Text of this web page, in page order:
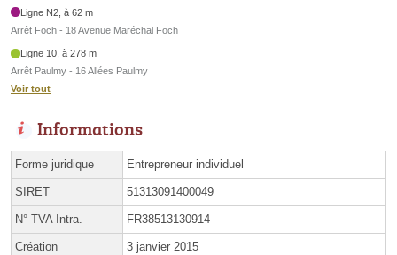
Ligne N2, à 62 m
Arrêt Foch - 18 Avenue Maréchal Foch
Ligne 10, à 278 m
Arrêt Paulmy - 16 Allées Paulmy
Voir tout
Informations
Forme juridique Entrepreneur individuel
SIRET 51313091400049
N° TVA Intra. FR38513130914
Création 3 janvier 2015